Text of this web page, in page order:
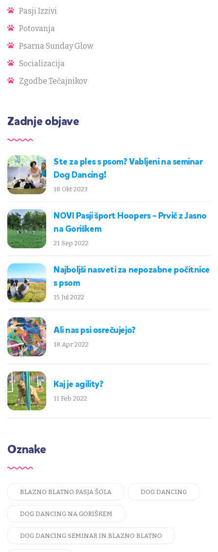
Pasji Izzivi
Potovanja
Psarna Sunday Glow
Socializacija
Zgodbe Tečajnikov
Zadnje objave
Ste za ples s psom? Vabljeni na seminar
Dog Dancing!
18 Okt 2023
NOVI Pasji šport Hoopers – Prvič z Jasno
na Goriškem
21 Sep 2022
Najboljši nasveti za nepozabne počitnice
s psom
15 Jul 2022
Ali nas psi osrečujejo?
18 Apr 2022
Kaj je agility?
11 Feb 2022
Oznake
BLAZNO BLATNO PASJA ŠOLA DOG DANCING
DOG DANCING NA GORIŠKEM
DOG DANCING SEMINAR IN BLAZNO BLATNO